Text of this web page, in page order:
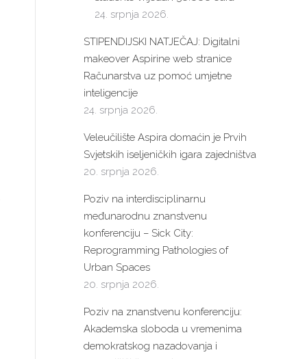
24. srpnja 2026.
STIPENDIJSKI NATJEČAJ: Digitalni
makeover Aspirine web stranice
Računarstva uz pomoć umjetne
inteligencije
24. srpnja 2026.
Veleučilište Aspira domaćin je Prvih
Svjetskih iseljeničkih igara zajedništva
20. srpnja 2026.
Poziv na interdisciplinarnu
međunarodnu znanstvenu
konferenciju – Sick City:
Reprogramming Pathologies of
Urban Spaces
20. srpnja 2026.
Poziv na znanstvenu konferenciju:
Akademska sloboda u vremenima
demokratskog nazadovanja i